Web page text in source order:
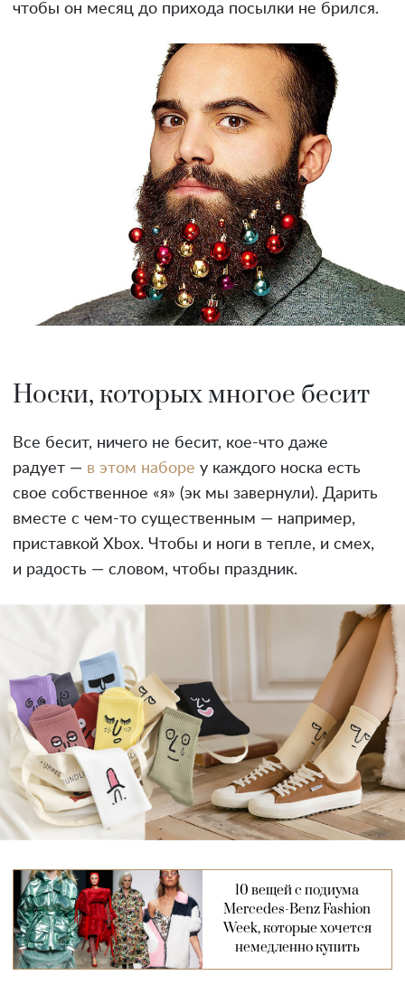
чтобы он месяц до прихода посылки не брился.
Носки, которых многое бесит
Все бесит, ничего не бесит, кое-что даже
радует — в этом наборе у каждого носка есть
свое собственное «я» (эк мы завернули). Дарить
вместе с чем-то существенным — например,
приставкой Xbox. Чтобы и ноги в тепле, и смех,
и радость — словом, чтобы праздник.
10 вещей с подиума
Mercedes-Benz Fashion
Week, которые хочется
немедленно купить